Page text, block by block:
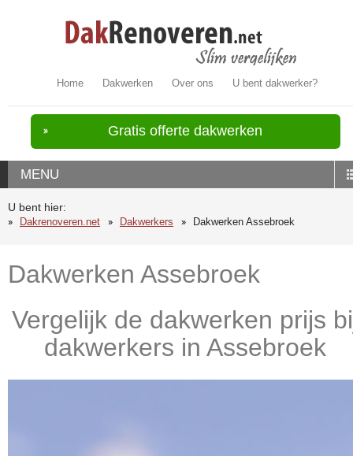
Home Dakwerken Over ons U bent dakwerker?
Gratis offerte dakwerken
MENU
U bent hier:
Dakrenoveren.net
Dakwerkers Dakwerken Assebroek
Dakwerken Assebroek
Vergelijk de dakwerken prijs
dakwerkers in Assebroek